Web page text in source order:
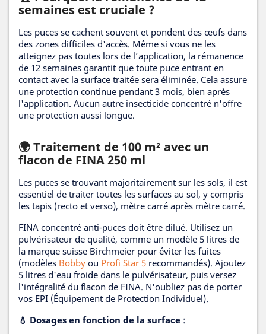
semaines est cruciale ?
Les puces se cachent souvent et pondent des œufs dans
des zones difficiles d'accès. Même si vous ne les
atteignez pas toutes lors de l’application, la rémanence
de 12 semaines garantit que toute puce entrant en
contact avec la surface traitée sera éliminée. Cela assure
une protection continue pendant 3 mois, bien après
l'application. Aucun autre insecticide concentré n'offre
une protection aussi longue.
🌍 Traitement de 100 m² avec un
flacon de FINA 250 ml
Les puces se trouvant majoritairement sur les sols, il est
essentiel de traiter toutes les surfaces au sol, y compris
les tapis (recto et verso), mètre carré après mètre carré.
FINA concentré anti-puces doit être dilué. Utilisez un
pulvérisateur de qualité, comme un modèle 5 litres de
la marque suisse Birchmeier pour éviter les fuites
(modèles Bobby ou Profi Star 5 recommandés). Ajoutez
5 litres d'eau froide dans le pulvérisateur, puis versez
l'intégralité du flacon de FINA. N'oubliez pas de porter
vos EPI (Équipement de Protection Individuel).
💧 Dosages en fonction de la surface :